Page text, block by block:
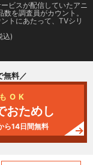
ビスが配信していたアニ
を調査員がカウント。
トにあたって、TVシリ
込)
無料／
OK
おためし
ら14日間無料